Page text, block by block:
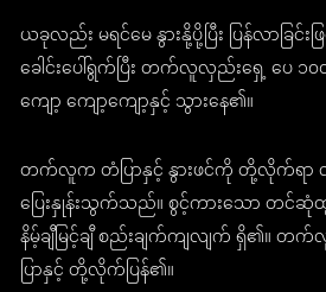
ယခုလည်း မရင်မေ နွားနို့ပို့ပြီး ပြန်လာခြ
ခေါင်းပေါ်ရွက်ပြီး တက်လူလှည်းရှေ့ ပေ
ကျော့ ကျော့ကျော့နှင့် သွားနေ၏။
တက်လူက တံပြာနှင့် နွားဖင်ကို တို့လိုက်ရ
ပြေးနှုန်းသွက်သည်။ စွင့်ကားသော တင်
နိမ့်ချီမြင့်ချီ စည်းချက်ကျလျက် ရှိ၏။
ပြာနှင့် တို့လိုက်ပြန်၏။